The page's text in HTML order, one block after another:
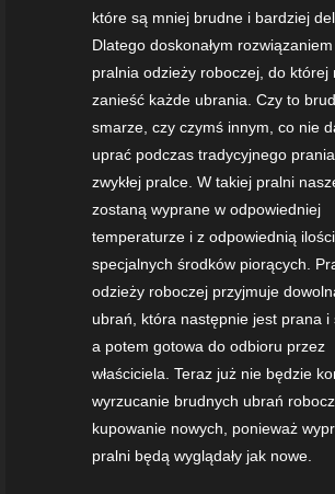
które są mniej brudne i bardziej
Dlatego doskonałym
pralnia odzieży roboczej, do której
zanieść każde ubrania. Czy to
smarze, czy czymś innym, co nie
uprać podczas tradycyjnego
zwykłej pralce. W takiej pralni
zostaną wyprane w odpowiedniej
temperaturze i z odpowiednią
specjalnych środków piorących.
odzieży roboczej przyjmuje
ubrań, która następnie jest prana i
a potem gotowa do odbioru przez
właściciela. Teraz już nie będzie
wyrzucanie brudnych ubrań
kupowanie nowych, ponieważ
pralni będą wyglądały jak nowe.